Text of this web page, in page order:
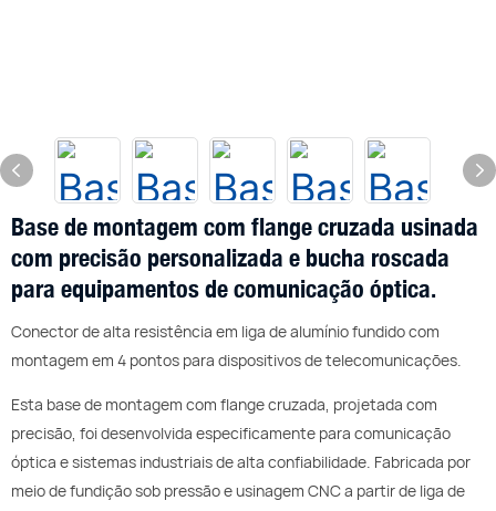
Base de montagem com flange cruzada usinada
com precisão personalizada e bucha roscada
para equipamentos de comunicação óptica.
Conector de alta resistência em liga de alumínio fundido com
montagem em 4 pontos para dispositivos de telecomunicações.
Esta base de montagem com flange cruzada, projetada com
precisão, foi desenvolvida especificamente para comunicação
óptica e sistemas industriais de alta confiabilidade. Fabricada por
meio de fundição sob pressão e usinagem CNC a partir de liga de